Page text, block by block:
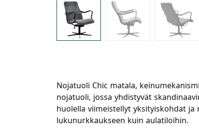
Nojatuoli Chic matala,
nojatuoli, jossa yhdistyvät
huolella viimeistellyt yksityiskohdat
lukunurkkaukseen kuin aulatiloihin.